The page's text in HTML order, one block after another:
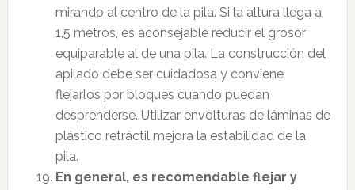
mirando al centro de la pila. Si la altura llega a
1,5 metros, es aconsejable reducir el grosor
equiparable al de una pila. La construcción del
apilado debe ser cuidadosa y conviene
flejarlos por bloques cuando puedan
desprenderse. Utilizar envolturas de láminas de
plástico retráctil mejora la estabilidad de la
pila.
En general, es recomendable flejar y